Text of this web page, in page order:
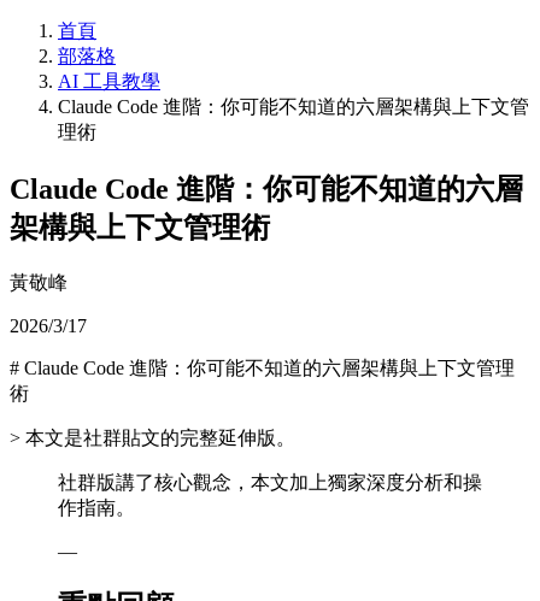
首頁
部落格
AI 工具教學
Claude Code 進階：你可能不知道的六層架構與上下文管
理術
Claude Code 進階：你可能不知道的六層
架構與上下文管理術
黃敬峰
2026/3/17
# Claude Code 進階：你可能不知道的六層架構與上下文管理
術
> 本文是社群貼文的完整延伸版。
社群版講了核心觀念，本文加上獨家深度分析和操
作指南。
—